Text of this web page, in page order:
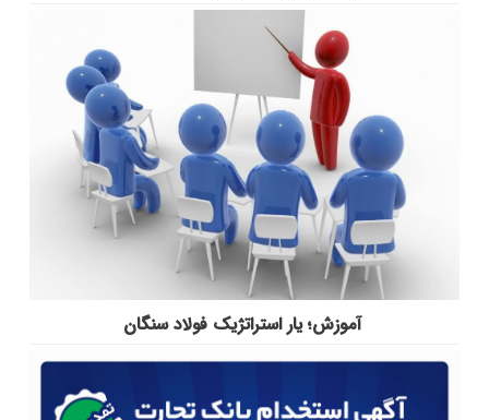
آموزش؛ یار استراتژیک فولاد سنگان